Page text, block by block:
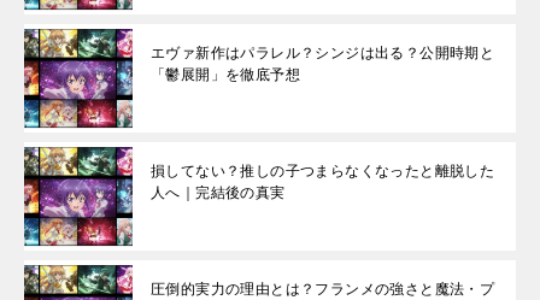
エヴァ新作はパラレル？シンジは出る？公開時期と
「鬱展開」を徹底予想
損してない？推しの子つまらなくなったと離脱した
人へ｜完結後の真実
圧倒的実力の理由とは？フランメの強さと魔法・プ